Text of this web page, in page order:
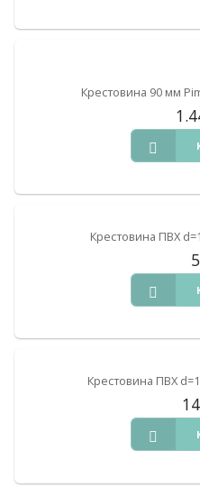
Крестовина 90 мм
Крестовина ПВХ
5
Крестовина ПВХ